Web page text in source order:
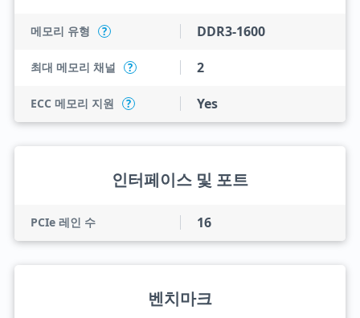
메모리 유형 ? DDR3-1600
최대 메모리 채널 ? 2
ECC 메모리 지원 ? Yes
인터페이스 및 포트
PCIe 레인 수 16
벤치마크